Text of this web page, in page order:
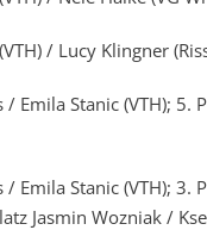
/ Lucy Klingner
Emila Stanic (VTH); 5.
Emila Stanic (VTH);
Jasmin Wozniak /